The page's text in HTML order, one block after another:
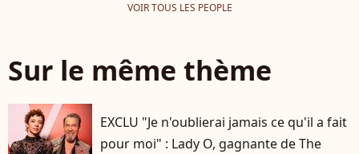
VOIR TOUS LES PEOPLE
Sur le même thème
EXCLU "Je n'oublierai jamais ce qu'il a fait
pour moi" : Lady O, gagnante de The